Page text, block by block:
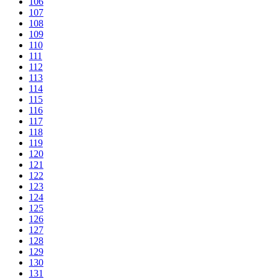
107
108
109
110
111
112
113
114
115
116
117
118
119
120
121
122
123
124
125
126
127
128
129
130
131